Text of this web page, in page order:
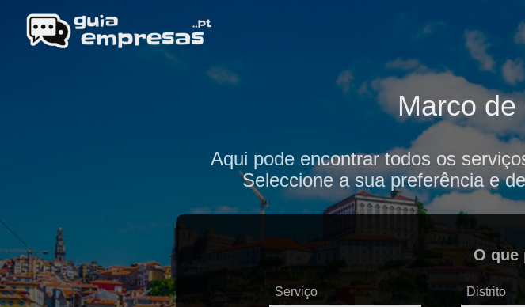
Marco de
Aqui pode encontrar todos os
Seleccione a sua preferência e
O que
Serviço Distrito